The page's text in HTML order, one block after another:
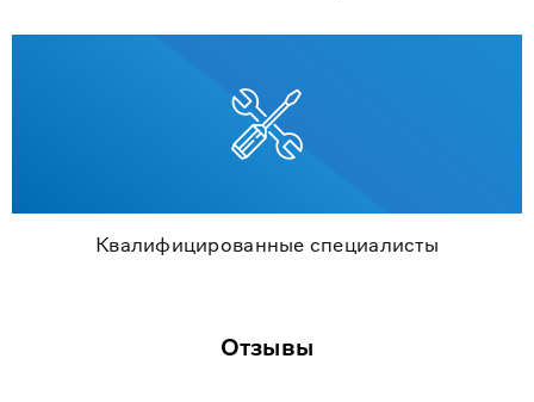
Квалифицированные специалисты
Отзывы